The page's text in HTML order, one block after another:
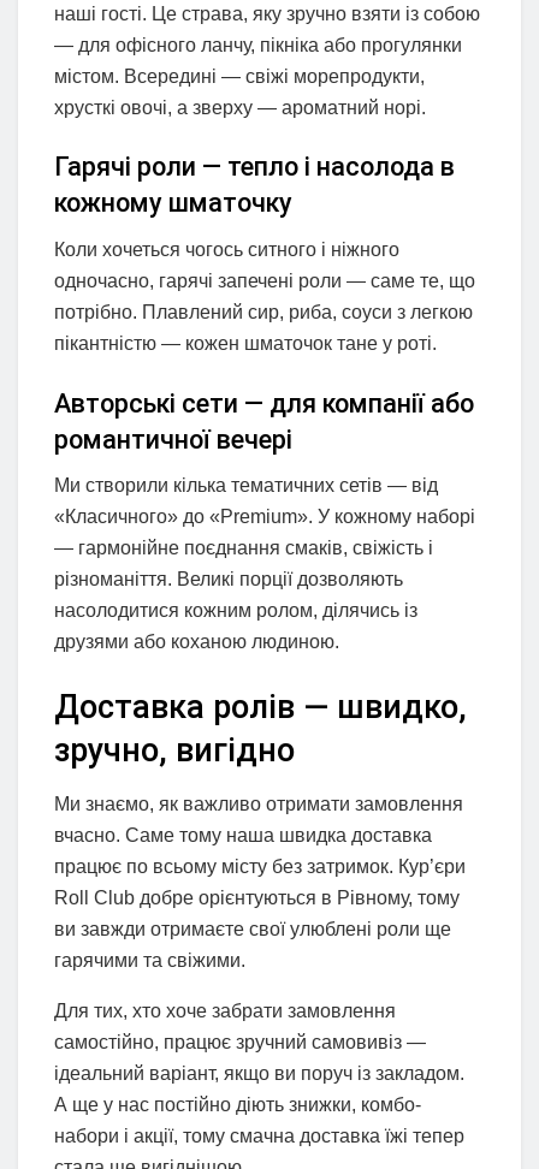
наші гості. Це страва, яку зручно взяти із собою
— для офісного ланчу, пікніка або прогулянки
містом. Всередині — свіжі морепродукти,
хрусткі овочі, а зверху — ароматний норі.
Гарячі роли — тепло і насолода в
кожному шматочку
Коли хочеться чогось ситного і ніжного
одночасно, гарячі запечені роли — саме те, що
потрібно. Плавлений сир, риба, соуси з легкою
пікантністю — кожен шматочок тане у роті.
Авторські сети — для компанії або
романтичної вечері
Ми створили кілька тематичних сетів — від
«Класичного» до «Premium». У кожному наборі
— гармонійне поєднання смаків, свіжість і
різноманіття. Великі порції дозволяють
насолодитися кожним ролом, ділячись із
друзями або коханою людиною.
Доставка ролів — швидко,
зручно, вигідно
Ми знаємо, як важливо отримати замовлення
вчасно. Саме тому наша швидка доставка
працює по всьому місту без затримок. Кур’єри
Roll Club добре орієнтуються в Рівному, тому
ви завжди отримаєте свої улюблені роли ще
гарячими та свіжими.
Для тих, хто хоче забрати замовлення
самостійно, працює зручний самовивіз —
ідеальний варіант, якщо ви поруч із закладом.
А ще у нас постійно діють знижки, комбо-
набори і акції, тому смачна доставка їжі тепер